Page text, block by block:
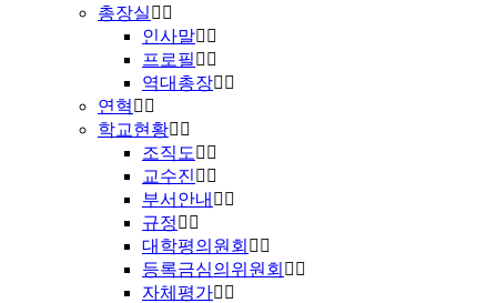
총장실
인사말
프로필
역대총장
연혁
학교현황
조직도
교수진
부서안내
규정
대학평의원회
등록금심의위원회
자체평가